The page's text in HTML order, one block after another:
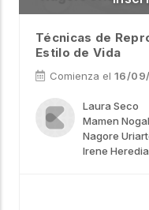
Técnicas de
Estilo de Vida
Comienza el 16/
Laura Seco
Mamen
Nagore
Irene